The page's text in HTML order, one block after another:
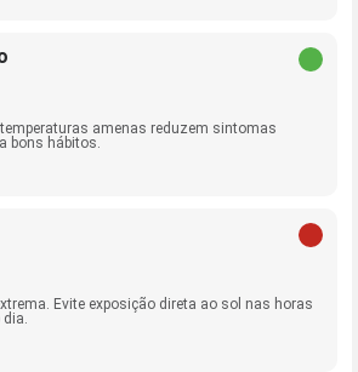
amenas reduzem sintomas
bons hábitos.
Evite exposição direta ao sol nas horas